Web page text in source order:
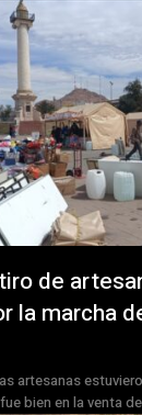
de
la marcha
artesanas
bien en la venta